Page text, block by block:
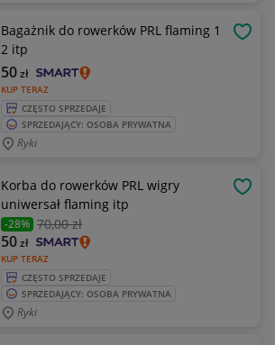
Bagażnik do rowerków PRL flaming 1
2 itp
KUP TERAZ
50zł
CZĘSTO SPRZEDAJE
SPRZEDAJĄCY: OSOBA PRYWATNA
Ryki
Korba do rowerków PRL wigry
uniwersał flaming itp
-28% 70,00 zł
KUP TERAZ
50zł
CZĘSTO SPRZEDAJE
SPRZEDAJĄCY: OSOBA PRYWATNA
Ryki